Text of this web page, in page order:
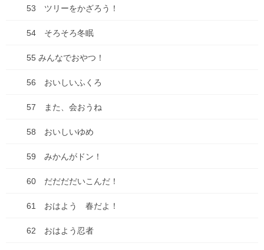
コミックシーモアにて「種落とし村」最終話配信で
2025年7月1日
カテゴリー
ブログ
ADHD
物忘れ
53 ツリーをかざろう！
54 そろそろ冬眠
55 みんなでおやつ！
56 おいしいふくろ
57 また、会おうね
58 おいしいゆめ
59 みかんがドン！
60 だだだだいこんだ！
61 おはよう 春だよ！
62 おはよう忍者